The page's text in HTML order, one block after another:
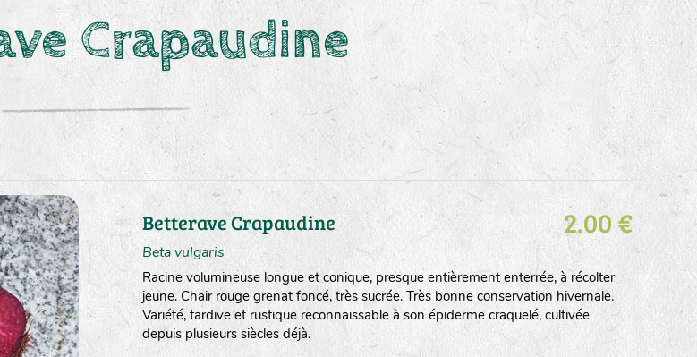
Crapaudine
Betterave Crapaudine
Beta vulgaris
2.00 €
Racine volumineuse longue et conique, presque entièrement enterrée, à récolter
jeune. Chair rouge grenat foncé, très sucrée. Très bonne conservation hivernale.
Variété, tardive et rustique reconnaissable à son épiderme craquelé, cultivée
depuis plusieurs siècles déjà.